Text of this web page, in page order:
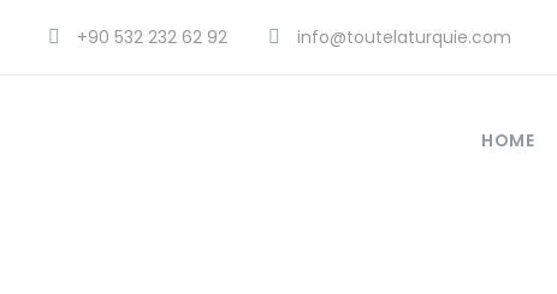
+90 532 232 62 92 info@toutelaturquie.com
HOME